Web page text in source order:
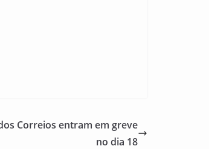
Correios entram em greve
no dia 18